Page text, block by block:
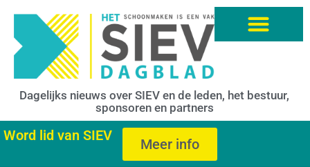
Dagelijks nieuws over SIEV en de leden, het bestuur,
sponsoren en partners
Word lid van SIEV
Meer info